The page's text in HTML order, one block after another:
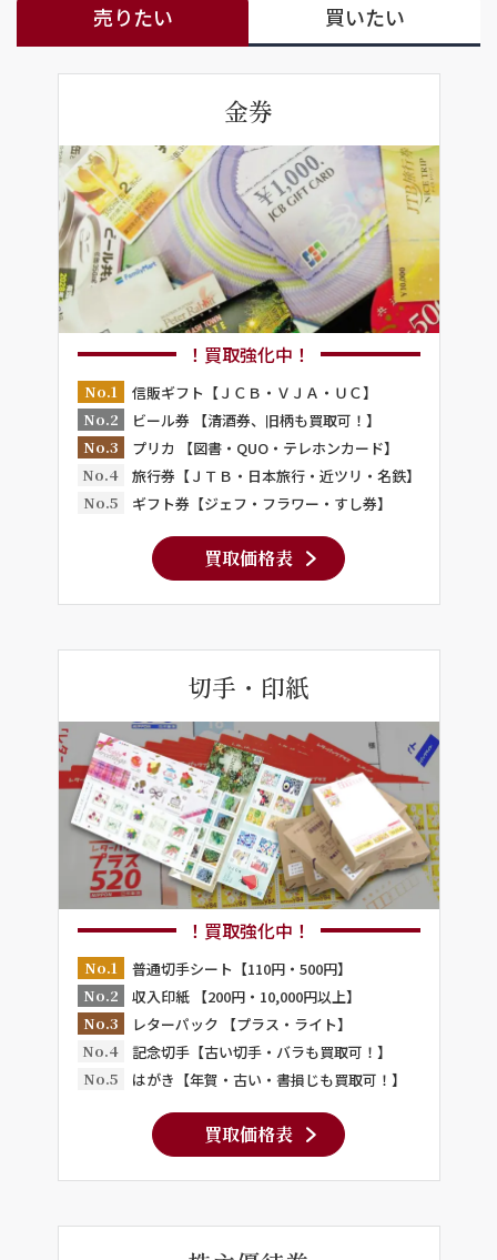
売りたい 買いたい
金券
！買取強化中！
No.1
信販ギフト【ＪＣＢ・ＶＪＡ・ＵＣ】
No.2
ビール券 【清酒券、旧柄も買取可！】
No.3
プリカ 【図書・QUO・テレホンカード】
No.4
旅行券【ＪＴＢ・日本旅行・近ツリ・名鉄】
No.5
ギフト券【ジェフ・フラワー・すし券】
買取価格表
切手・印紙
！買取強化中！
No.1
普通切手シート【110円・500円】
No.2
収入印紙 【200円・10,000円以上】
No.3
レターパック 【プラス・ライト】
No.4
記念切手【古い切手・バラも買取可！】
No.5
はがき【年賀・古い・書損じも買取可！】
買取価格表